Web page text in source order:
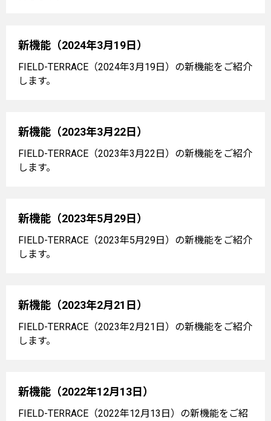
新機能（2024年3月19日）
FIELD-TERRACE（2024年3月19日）の新機能をご紹介
します。
新機能（2023年3月22日）
FIELD-TERRACE（2023年3月22日）の新機能をご紹介
します。
新機能（2023年5月29日）
FIELD-TERRACE（2023年5月29日）の新機能をご紹介
します。
新機能（2023年2月21日）
FIELD-TERRACE（2023年2月21日）の新機能をご紹介
します。
新機能（2022年12月13日）
FIELD-TERRACE（2022年12月13日）の新機能をご紹